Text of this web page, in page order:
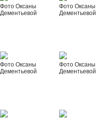
Фото Оксаны
Дементьевой
Фото Оксаны
Дементьевой
Фото Оксаны
Дементьевой
Фото Оксаны
Дементьевой